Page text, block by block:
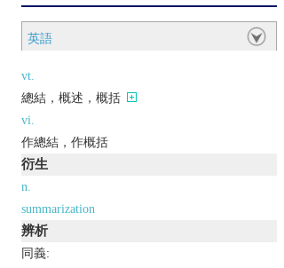
英語
vt.
總結，概述，概括
vi.
作總結，作概括
衍生
n.
summarization
辨析
同義: